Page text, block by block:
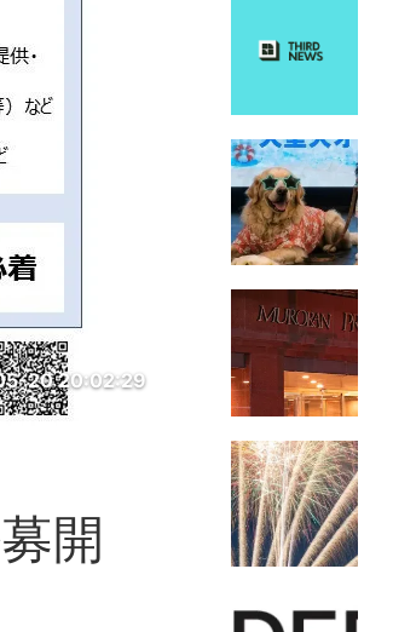
20 20:02:29
開